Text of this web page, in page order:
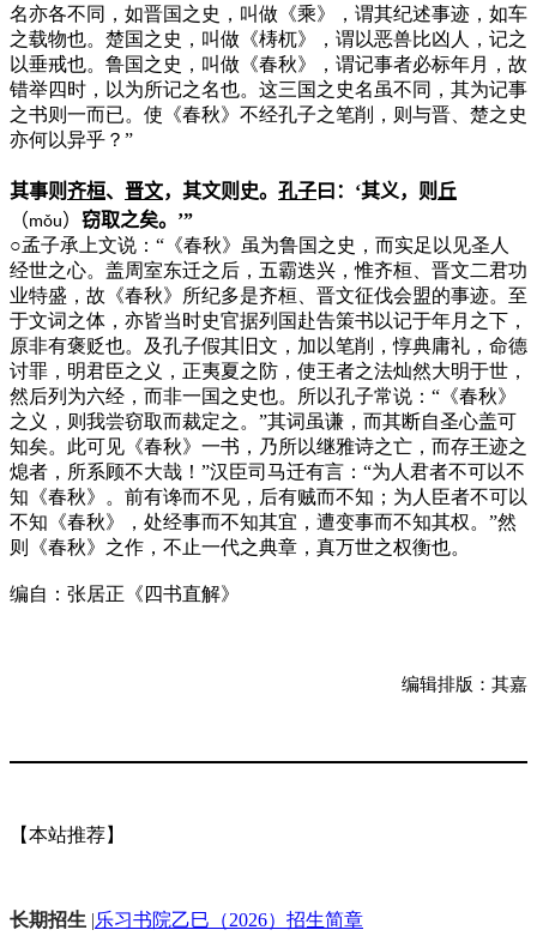
名亦各不同，如晋国之史，叫做《乘》，谓其纪述事迹，如车
之载物也。楚国之史，叫做《梼杌》，谓以恶兽比凶人，记之
以垂戒也。鲁国之史，叫做《春秋》，谓记事者必标年月，故
错举四时，以为所记之名也。这三国之史名虽不同，其为记事
之书则一而已。使《春秋》不经孔子之笔削，则与晋、楚之史
亦何以异乎？”
其事则齐桓、 晋文，其文则史。 孔子曰：‘其义，则 丘
（mǒu） 窃取之矣。’”
○孟子承上文说：“《春秋》虽为鲁国之史，而实足以见圣人
经世之心。盖周室东迁之后，五霸迭兴，惟齐桓、晋文二君功
业特盛，故《春秋》所纪多是齐桓、晋文征伐会盟的事迹。至
于文词之体，亦皆当时史官据列国赴告策书以记于年月之下，
原非有褒贬也。及孔子假其旧文，加以笔削，惇典庸礼，命德
讨罪，明君臣之义，正夷夏之防，使王者之法灿然大明于世，
然后列为六经，而非一国之史也。所以孔子常说：“《春秋》
之义，则我尝窃取而裁定之。”其词虽谦，而其断自圣心盖可
知矣。此可见《春秋》一书，乃所以继雅诗之亡，而存王迹之
熄者，所系顾不大哉！”汉臣司马迁有言：“为人君者不可以不
知《春秋》。前有谗而不见，后有贼而不知；为人臣者不可以
不知《春秋》，处经事而不知其宜，遭变事而不知其权。”然
则《春秋》之作，不止一代之典章，真万世之权衡也。
编自：张居正《四书直解》
编辑排版：其嘉
【本站推荐】
长期招生 |乐习书院乙巳（2026）招生简章